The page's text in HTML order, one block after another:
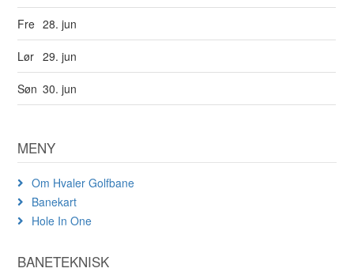
Fre 28. jun
Lør 29. jun
Søn 30. jun
MENY
Om Hvaler Golfbane
Banekart
Hole In One
BANETEKNISK